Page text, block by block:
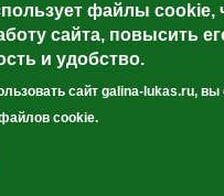
файлы cookie,
сайта, повысить
и удобство.
сайт galina-lukas.ru, вы
cookie.